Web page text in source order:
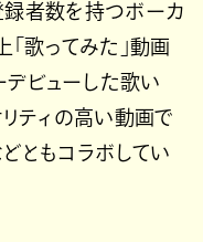
者数を持つボーカ
「歌ってみた」動画
ビューした歌い
ティの高い動画で
ともコラボしてい